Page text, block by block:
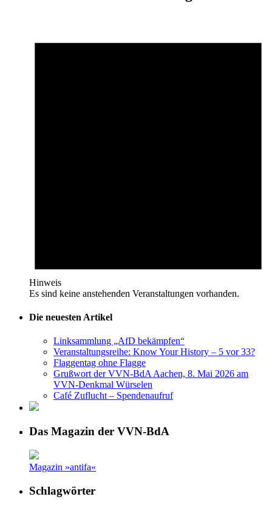
Hinweis
Es sind keine anstehenden Veranstaltungen vorhanden.
Die neuesten Artikel
Linksammlung „AfD bekämpfen“
Veranstaltungsreihe: Know Your History – 5 vor 33?
Flaggentag ohne Flagge
Grußwort der VVN-BdA Aachen, 8. Mai 2026 am
VVN-Denkmal Würselen
Café Zuflucht – Spendenaufruf
Das Magazin der VVN-BdA
Magazin »antifa«
Schlagwörter